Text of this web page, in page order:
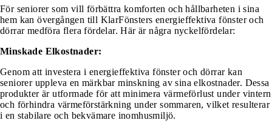
För seniorer som vill förbättra komforten och hållbarheten i sina
hem kan övergången till KlarFönsters energieffektiva fönster och
dörrar medföra flera fördelar. Här är några nyckelfördelar:
Minskade Elkostnader:
Genom att investera i energieffektiva fönster och dörrar kan
seniorer uppleva en märkbar minskning av sina elkostnader. Dessa
produkter är utformade för att minimera värmeförlust under vintern
och förhindra värmeförstärkning under sommaren, vilket resulterar
i en stabilare och bekvämare inomhusmiljö.